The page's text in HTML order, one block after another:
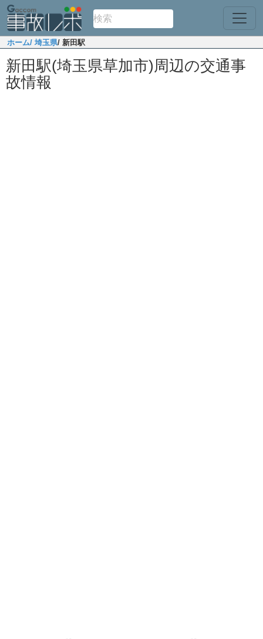
ホーム/ 埼玉県/ 新田駅
新田駅(埼玉県草加市)周辺の交通事
故情報